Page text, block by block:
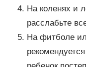
На коленях и
расслабьте
На фитболе